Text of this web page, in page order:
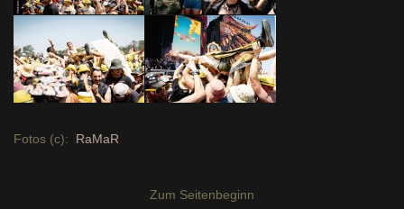
Fotos (c): RaMaR
Zum Seitenbeginn